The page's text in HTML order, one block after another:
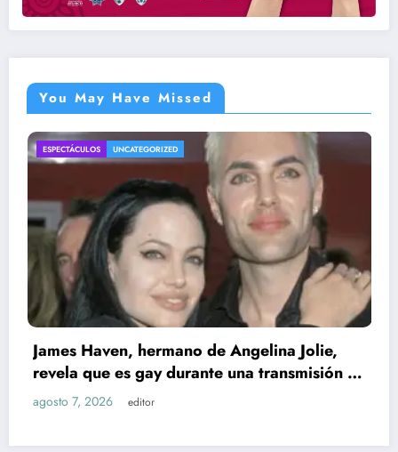
You May Have Missed
Angelina Jolie,
una transmisión en
UNCATEGORIZED